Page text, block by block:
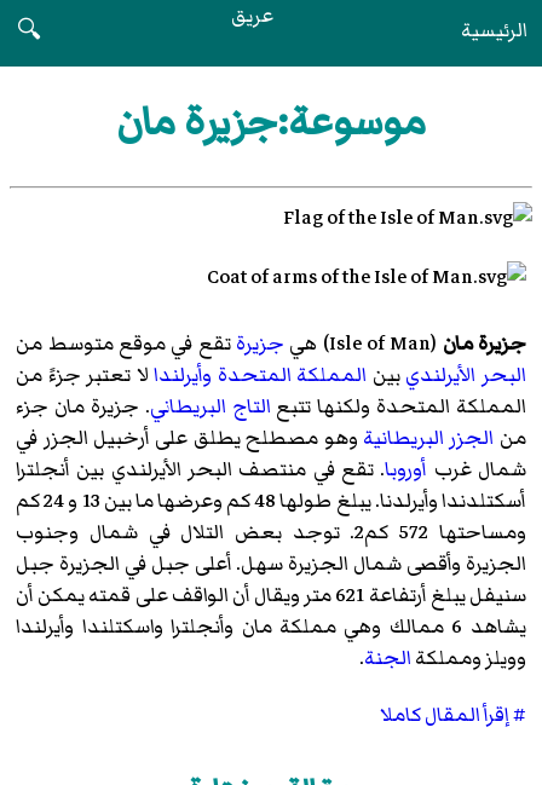
الرئيسية عريق
🔍
موسوعة:جزيرة مان
جزيرة مان (
Isle of Man)‏ هي جزيرةتقع في موقع متوسط من
البحر الأيرلنديبين المملكة المتحدة وأيرلندالا تعتبر جزءً من
المملكة المتحدة ولكنها تتبع التاج البريطاني. جزيرة مان جزء
من الجزر البريطانية وهو مصطلح يطلق على أرخبيل الجزر في
شمال غرب أوروبا. تقع في منتصف البحر الأيرلندي بين أنجلترا
أسكتلدندا وأيرلدنا. يبلغ طولها 48 كم وعرضها ما بين 13 و 24 كم
ومساحتها 572 كم2. توجد بعض التلال في شمال وجنوب
الجزيرة وأقصى شمال الجزيرة سهل. أعلى جبل في الجزيرة جبل
سنيفل يبلغ أرتفاعة 621 متر ويقال أن الواقف على قمته يمكن أن
يشاهد 6 ممالك وهي مملكة مان وأنجلترا واسكتلندا وأيرلندا
وويلز ومملكةالجنة.
# إقرأ المقال كاملا